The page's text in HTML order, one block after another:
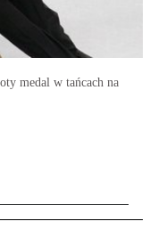
medal w tańcach na